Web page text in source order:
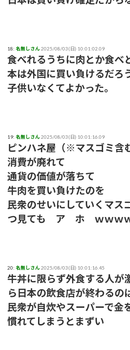
18: 名無しさん2025/08/03(日) 10:01:02.09
食べれるうちに肉とか食べ
本は外国に買い負けるだろ
子供いなくてよかった。
19: 名無しさん2025/08/03(日) 10:01:16.09
ピンハネ屋（※マスゴミ含
消費が廃れて
通貨の価値が落ちて
牛肉を買い負けたのを
民衆のせいにしていくマス
つ見ても ア ホ ｗｗｗ
20: 名無しさん2025/08/03(日) 10:01:16.45
牛丼に限らず外食する人が
ら日本の飲食店が終わるの
民衆が自炊やスーパーで金
慣れてしまうとまずい